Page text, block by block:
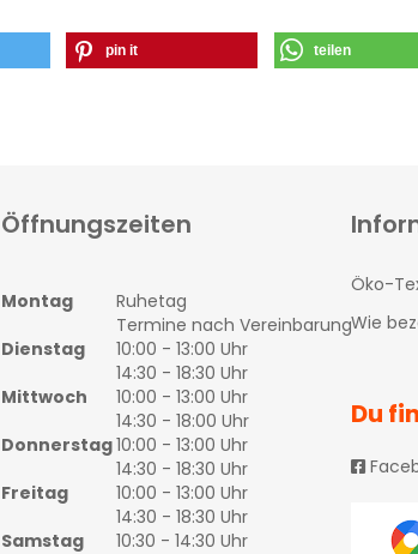
pin it teilen
Öffnungszeiten
Montag
Ruhetag
Termine nach Vereinbarung
Dienstag
10:00 - 13:00 Uhr
14:30 - 18:30 Uhr
Mittwoch
10:00 - 13:00 Uhr
14:30 - 18:00 Uhr
Donnerstag10:00 - 13:00 Uhr
14:30 - 18:30 Uhr
Freitag
10:00 - 13:00 Uhr
14:30 - 18:30 Uhr
Samstag
10:30 - 14:30 Uhr
Öko-
Wie
Du